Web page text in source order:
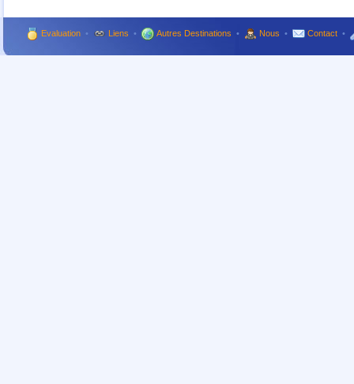
Evaluation • Liens • Autres Destinations • Nous • Contact •